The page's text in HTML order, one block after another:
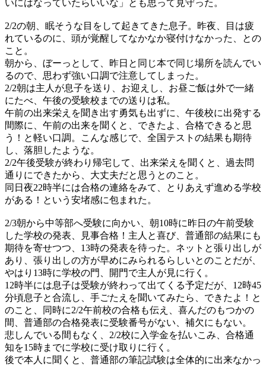
いにはなっていたらいいな」とも思って見守った。
2/2の朝、眠そうな目をして起きてきた息子。昨夜、目は疲
れているのに、頭が覚醒してなかなか寝付けなかった、との
こと。
朝から、ぼーっとして、昨日と同じ本で同じ場所を読んでい
るので、思わず強い口調で注意してしまった。
2/2朝は主人が息子を送り、お迎えし、お昼ご飯は外で一緒
にたべ、午後の受験校までの送りは私。
午前の出来栄えを聞き出す勇気も出ずに、午後校に出発する
間際に、午前の出来を聞くと、できたよ、合格できると思
う！と軽い口調。こんな感じで、全国テストの結果も期待
し、落胆したような。
2/2午後受験が終わり帰宅して、出来栄えを聞くと、過去問
通りにできたから、大丈夫だと思うとのこと。
同日夜22時半には合格の連絡をみて、とりあえず進める学校
がある！という安堵感に包まれた。
2/3朝から中等部へ受験に向かい、朝10時に昨日の午前受験
した学校の発表、見事合格！主人と喜び、普通部の結果にも
期待を寄せつつ、13時の発表を待った。ネットと張り出しが
あり、張り出しの方が早めにみられるらしいとのことだが、
やはり13時に学校の門、開門で主人が見に行く。
12時半には息子は受験が終わって出てくる予定だが、12時45
分頃息子と合流し、手ごたえを聞いてみたら、できたよ！と
のこと、同時に2/2午前校の合格も伝え、喜んだのもつかの
間、普通部の合格発表に受験番号がない、補欠にもない。
悲しんでいる間もなく、2/2校に入学金を払いこみ、合格通
知を15時までに学校に受け取りに行く。
後で本人に聞くと、普通部の筆記試験は全体的に出来なかっ